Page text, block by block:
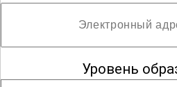
Уровень